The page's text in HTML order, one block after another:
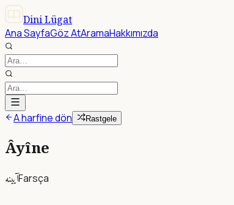
Dini Lügat
Ana SayfaGöz AtAramaHakkımızda
A harfine dön Rastgele
Âyîne
آيينهFarsça